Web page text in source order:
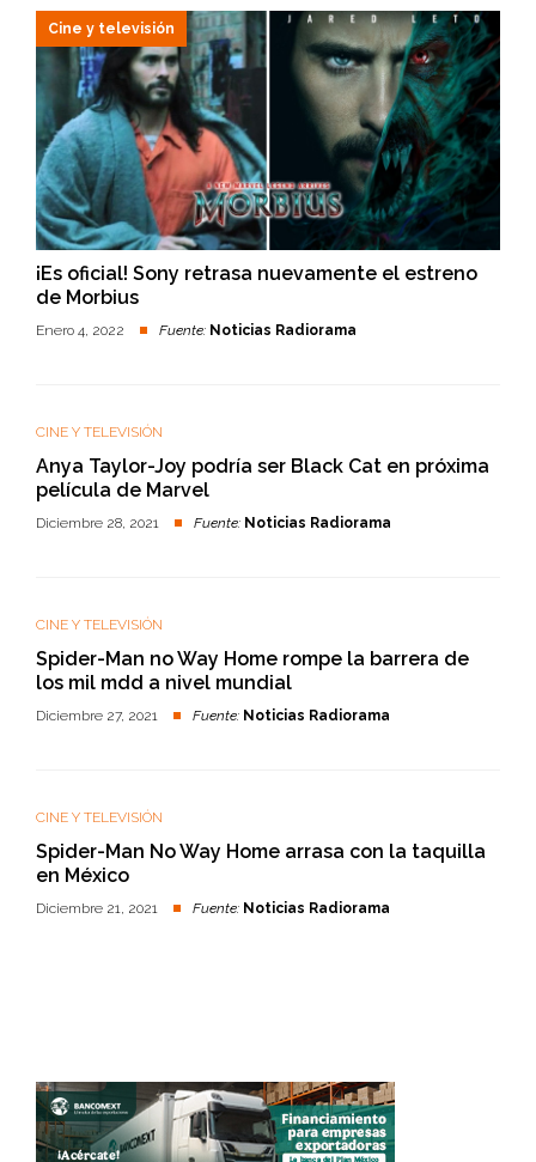
Cine y televisión
¡Es oficial! Sony retrasa nuevamente el estreno
de Morbius
Enero 4, 2022 Fuente: Noticias Radiorama
CINE Y TELEVISIÓN
Anya Taylor-Joy podría ser Black Cat en próxima
película de Marvel
Diciembre 28, 2021 Fuente: Noticias Radiorama
CINE Y TELEVISIÓN
Spider-Man no Way Home rompe la barrera de
los mil mdd a nivel mundial
Diciembre 27, 2021 Fuente: Noticias Radiorama
CINE Y TELEVISIÓN
Spider-Man No Way Home arrasa con la taquilla
en México
Diciembre 21, 2021 Fuente: Noticias Radiorama